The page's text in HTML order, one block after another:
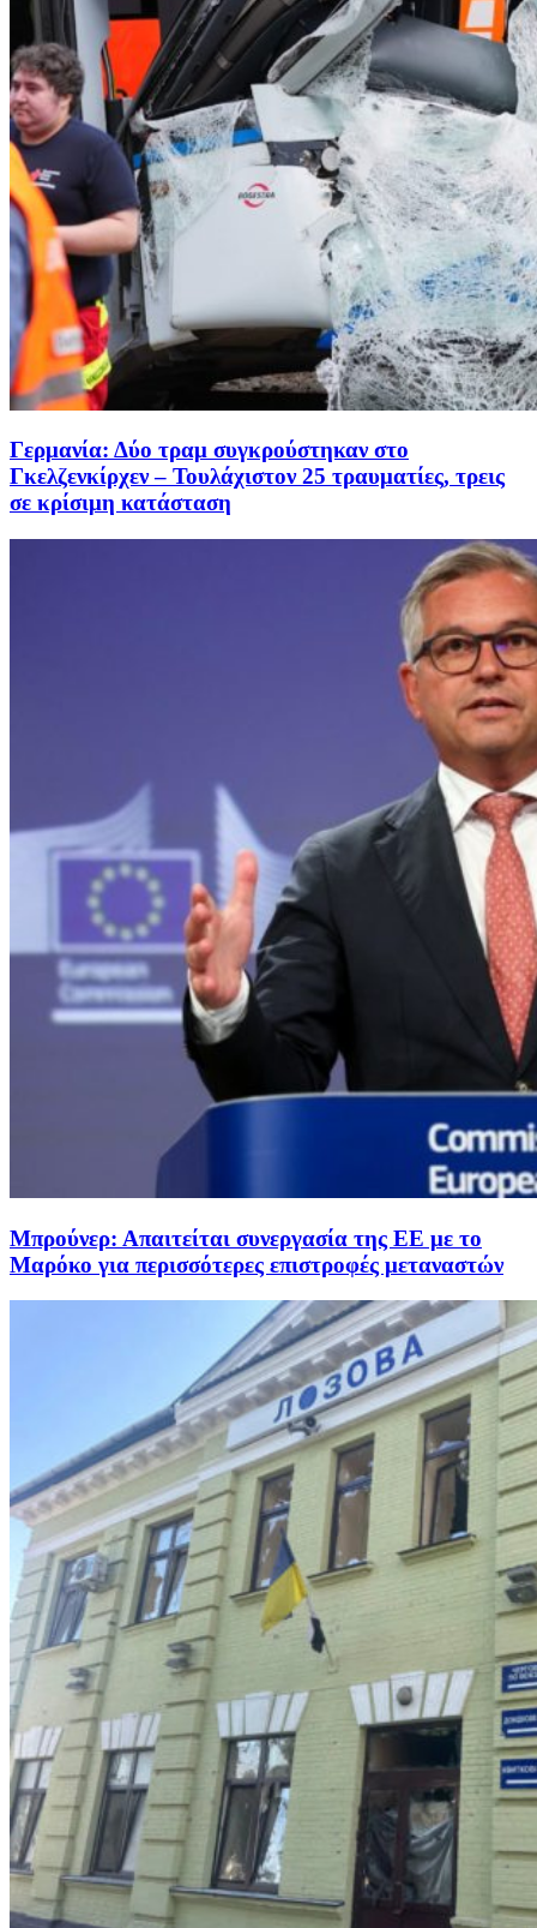
Γερμανία: Δύο τραμ συγκρούστηκαν στο
Γκελζενκίρχεν – Τουλάχιστον 25 τραυματίες, τρεις
σε κρίσιμη κατάσταση
Μπρούνερ: Απαιτείται συνεργασία της ΕΕ με το
Μαρόκο για περισσότερες επιστροφές μεταναστών